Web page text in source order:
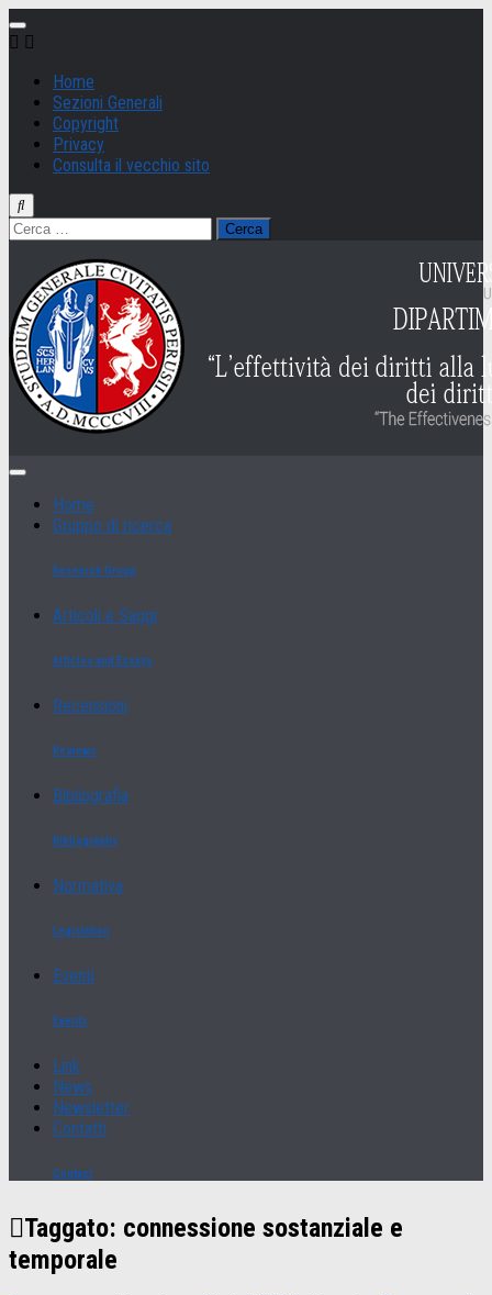
Salta
al
Home
Sezioni Generali
Copyright
Privacy
Consulta il vecchio sito
Ricerca
per:
Home
Gruppo di ricerca
Research Group
Articoli e Saggi
Articles and Essays
Recensioni
Reviews
Bibliografia
Bibliography
Normativa
Legislation
Eventi
Events
Link
News
Newsletter
Contatti
Contact
Taggato: connessione sostanziale e
temporale